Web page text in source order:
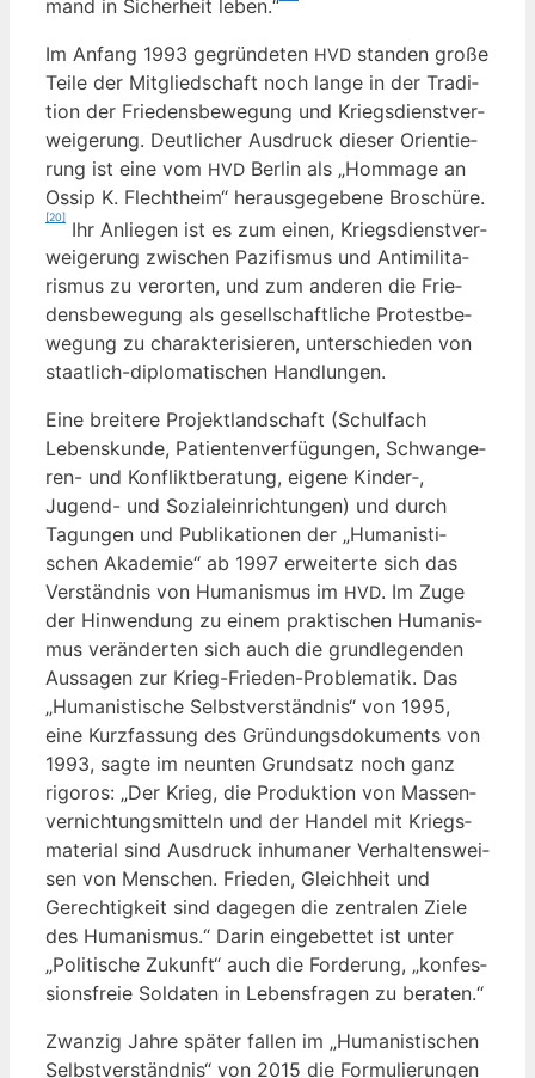
mand in Sicher­heit leben.“
Im Anfang 1993 gegrün­de­ten HVD stan­den gro­ße
Tei­le der Mit­glied­schaft noch lan­ge in der Tra­di­
ti­on der Frie­dens­be­we­gung und Kriegs­dienst­ver­
wei­ge­rung. Deut­li­cher Aus­druck die­ser Ori­en­tie­
rung ist eine vom HVD Ber­lin als „Hom­mage an
Ossip K. Flecht­heim“ her­aus­ge­ge­be­ne Bro­schü­re.
[20]
Ihr Anlie­gen ist es zum einen, Kriegs­dienst­ver­
wei­ge­rung zwi­schen Pazi­fis­mus und Anti­mi­li­ta­
ris­mus zu ver­or­ten, und zum ande­ren die Frie­
dens­be­we­gung als gesell­schaft­li­che Pro­test­be­
we­gung zu cha­rak­te­ri­sie­ren, unter­schie­den von
staat­lich-diplo­ma­ti­schen Handlungen.
Eine brei­te­re Pro­jekt­land­schaft (Schul­fach
Lebens­kun­de, Pati­en­ten­ver­fü­gun­gen, Schwan­ge­
ren- und Kon­flikt­be­ra­tung, eige­ne Kinder‑,
Jugend- und Sozi­al­ein­rich­tun­gen) und durch
Tagun­gen und Publi­ka­tio­nen der „Huma­nis­ti­
schen Aka­de­mie“ ab 1997 erwei­ter­te sich das
Ver­ständ­nis von Huma­nis­mus im HVD. Im Zuge
der Hin­wen­dung zu einem prak­ti­schen Huma­nis­
mus ver­än­der­ten sich auch die grund­le­gen­den
Aus­sa­gen zur Krieg-Frie­den-Pro­ble­ma­tik. Das
„Huma­nis­ti­sche Selbst­ver­ständ­nis“ von 1995,
eine Kurz­fas­sung des Grün­dungs­do­ku­ments von
1993, sag­te im neun­ten Grund­satz noch ganz
rigo­ros: „Der Krieg, die Pro­duk­ti­on von Mas­sen­
ver­nich­tungs­mit­teln und der Han­del mit Kriegs­
ma­te­ri­al sind Aus­druck inhu­ma­ner Ver­hal­tens­wei­
sen von Men­schen. Frie­den, Gleich­heit und
Gerech­tig­keit sind dage­gen die zen­tra­len Zie­le
des Huma­nis­mus.“ Dar­in ein­ge­bet­tet ist unter
„Poli­ti­sche Zukunft“ auch die For­de­rung, „kon­fes­
si­ons­freie Sol­da­ten in Lebens­fra­gen zu beraten.“
Zwan­zig Jah­re spä­ter fal­len im „Huma­nis­ti­schen
Selbst­ver­ständ­nis“ von 2015 die For­mu­lie­run­gen